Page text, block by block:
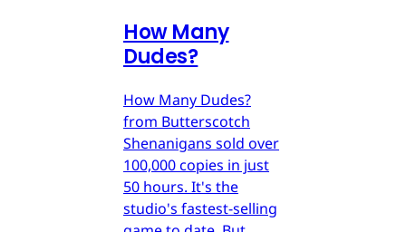
How Many
Dudes?
How Many Dudes?
from Butterscotch
Shenanigans sold over
100,000 copies in just
50 hours. It's the
studio's fastest-selling